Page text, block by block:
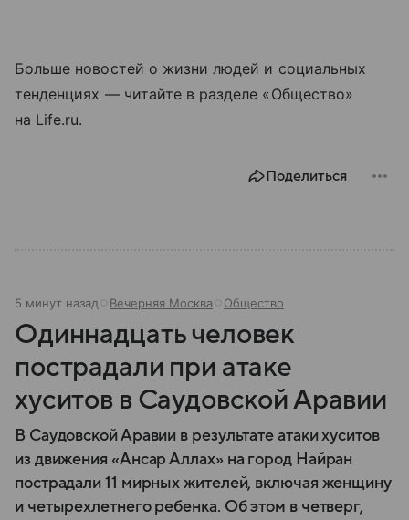
Больше новостей о жизни людей и социальных
тенденциях — читайте в разделе «Общество»
на Life.ru.
Поделиться
5 минут назад Вечерняя Москва Общество
Одиннадцать человек
пострадали при атаке
хуситов в Саудовской Аравии
В Саудовской Аравии в результате атаки хуситов
из движения «Ансар Аллах» на город Найран
пострадали 11 мирных жителей, включая женщину
и четырехлетнего ребенка. Об этом в четверг,